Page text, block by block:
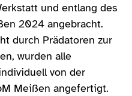
und entlang des
2024 angebracht.
durch Prädatoren zur
wurden alle
von der
Meißen angefertigt.